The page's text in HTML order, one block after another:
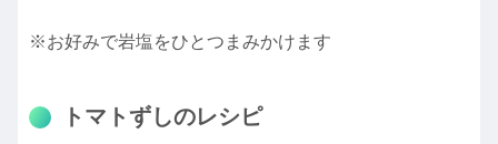
※お好みで岩塩をひとつまみかけます
トマトずしのレシピ